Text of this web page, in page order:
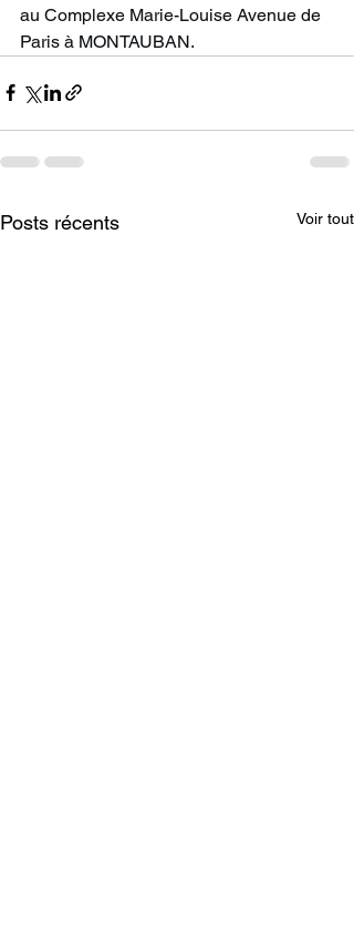
au Complexe Marie-Louise Avenue de
Paris à MONTAUBAN.
Posts récents Voir tout